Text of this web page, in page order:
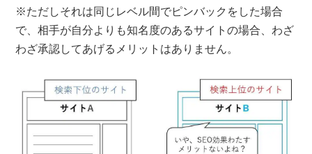
※ただしそれは同じレベル間でピンバックをした場合
で、相手が自分よりも知名度のあるサイトの場合、わざ
わざ承認してあげるメリットはありません。